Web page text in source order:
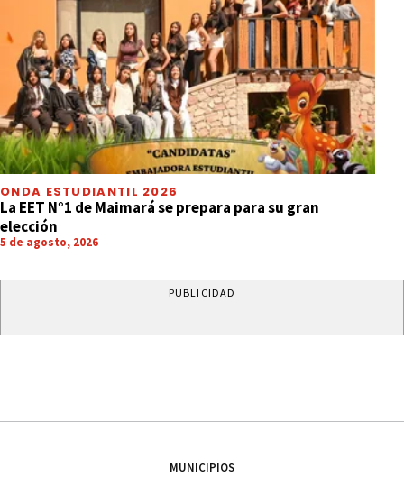
ONDA ESTUDIANTIL 2026
La EET N°1 de Maimará se prepara para su gran
elección
5 de agosto, 2026
PUBLICIDAD
MUNICIPIOS